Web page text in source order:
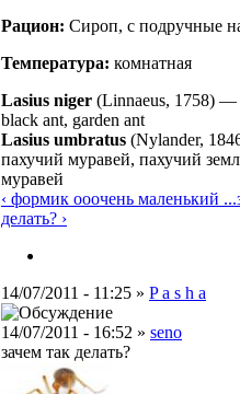
Рацион: Сироп, с подручные
Температура: комнатная
Lasius niger (Linnaeus, 1758) —
black ant, garden ant
Lasius umbratus (Nylander,
пахучий муравей, пахучий
муравей
‹ формик ооочень маленький ...
делать? ›
14/07/2011 - 11:25 » P a s h a
14/07/2011 - 16:52 » seno
зачем так делать?